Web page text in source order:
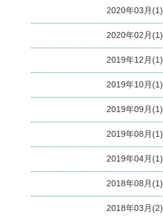
2020年03月(1)
2020年02月(1)
2019年12月(1)
2019年10月(1)
2019年09月(1)
2019年08月(1)
2019年04月(1)
2018年08月(1)
2018年03月(2)